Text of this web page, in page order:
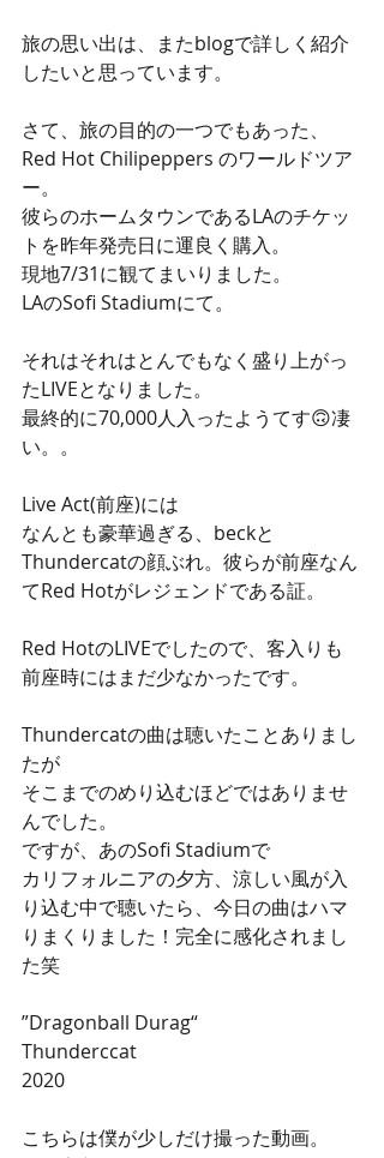
旅の思い出は、またblogで詳しく紹介
したいと思っています。
さて、旅の目的の一つでもあった、
Red Hot Chilipeppers のワールドツア
ー。
彼らのホームタウンであるLAのチケッ
トを昨年発売日に運良く購入。
現地7/31に観てまいりました。
LAのSofi Stadiumにて。
それはそれはとんでもなく盛り上がっ
たLIVEとなりました。
最終的に70,000人入ったようてす🙃凄
い。。
Live Act(前座)には
なんとも豪華過ぎる、beckと
Thundercatの顔ぶれ。彼らが前座なん
てRed Hotがレジェンドである証。
Red HotのLIVEでしたので、客入りも
前座時にはまだ少なかったです。
Thundercatの曲は聴いたことありまし
たが
そこまでのめり込むほどではありませ
んでした。
ですが、あのSofi Stadiumで
カリフォルニアの夕方、涼しい風が入
り込む中で聴いたら、今日の曲はハマ
りまくりました！完全に感化されまし
た笑
”Dragonball Durag“
Thunderccat
2020
こちらは僕が少しだけ撮った動画。